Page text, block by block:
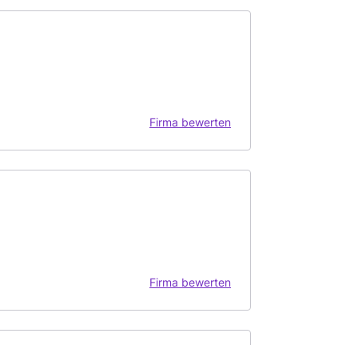
Firma bewerten
Firma bewerten